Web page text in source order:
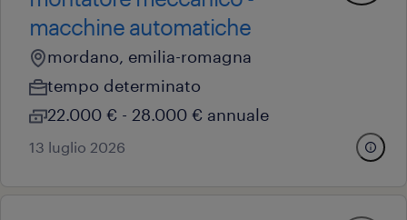
macchine automatiche
mordano, emilia-romagna
tempo determinato
22.000 € - 28.000 € annuale
13 luglio 2026